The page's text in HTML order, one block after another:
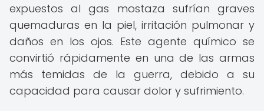
expuestos al gas mostaza sufrían graves
quemaduras en la piel, irritación pulmonar y
daños en los ojos. Este agente químico se
convirtió rápidamente en una de las armas
más temidas de la guerra, debido a su
capacidad para causar dolor y sufrimiento.